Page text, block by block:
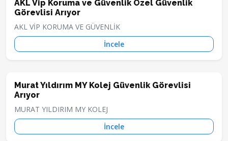
AKL Vip Koruma ve Güvenlik Özel Güvenlik
Görevlisi Arıyor
AKL VİP KORUMA VE GÜVENLİK
İncele
Murat Yıldırım MY Kolej Güvenlik Görevlisi
Arıyor
MURAT YILDIRIM MY KOLEJ
İncele